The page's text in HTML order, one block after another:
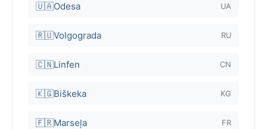
🇺🇦Odesa UA
🇷🇺Volgograda RU
🇨🇳Linfen CN
🇰🇬Biškeka KG
🇫🇷Marseļa FR